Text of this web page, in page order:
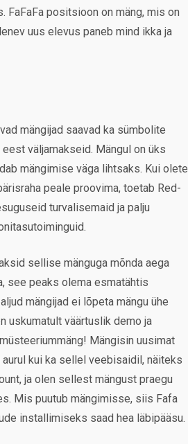
FaFaFa positsioon on mäng, mis on
uus elevus paneb mind ikka ja
mängijad saavad ka sümbolite
väljamakseid. Mängul on üks
mängimise väga lihtsaks. Kui olete
peale proovima, toetab Red-
turvalisemaid ja palju
sellise mänguga mõnda aega
see peaks olema esmatähtis
mängijad ei lõpeta mängu ühe
uskumatult väärtuslik demo ja
Mängisin uusimat
kui ka sellel veebisaidil, näiteks
ja olen sellest mängust praegu
Mis puutub mängimisse, siis Fafa
installimiseks saad hea läbipääsu.